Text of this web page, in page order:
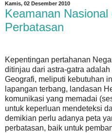
Kamis, 02 Desember 2010
Keamanan Nasional
Perbatasan
Kepentingan pertahanan
ditinjau dari astra-gatra
Geografi, meliputi kebutuhan
lapangan terbang, landasan
komunikasi yang memadai
untuk keperluan mendeteksi
demikian perlu adanya peta
perbatasan, baik untuk